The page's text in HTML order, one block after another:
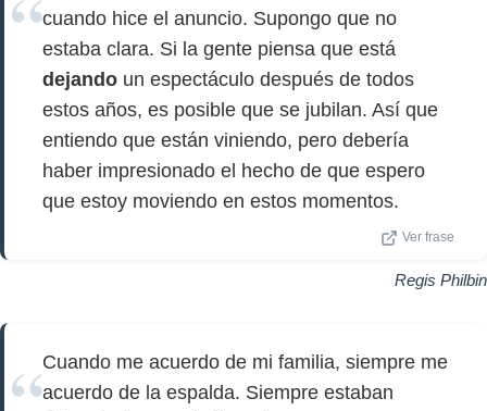
cuando hice el anuncio. Supongo que no
estaba clara. Si la gente piensa que está
dejando un espectáculo después de todos
estos años, es posible que se jubilan. Así que
entiendo que están viniendo, pero debería
haber impresionado el hecho de que espero
que estoy moviendo en estos momentos.
Ver frase
Regis Philbin
Cuando me acuerdo de mi familia, siempre me
acuerdo de la espalda. Siempre estaban